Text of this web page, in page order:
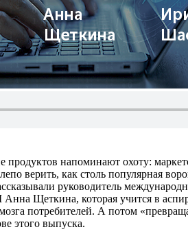
напоминают охоту:
верить, как столь популярная
руководитель
Щеткина, которая учится в
потребителей. А потом
этого выпуска.